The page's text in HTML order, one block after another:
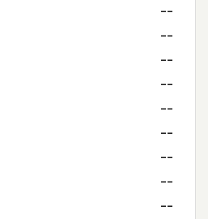
--
--
--
--
--
--
--
--
--